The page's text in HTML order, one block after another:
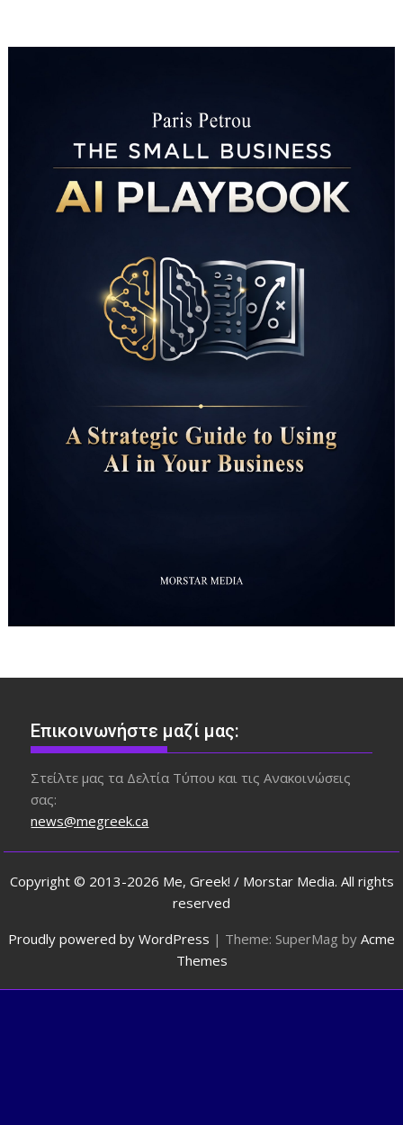
Επικοινωνήστε μαζί μας:
Στείλτε μας τα Δελτία Τύπου και τις Ανακοινώσεις
σας:
news@megreek.ca
Copyright © 2013-2026 Me, Greek! / Morstar Media. All rights
reserved
Proudly powered by WordPress | Theme: SuperMag by Acme
Themes